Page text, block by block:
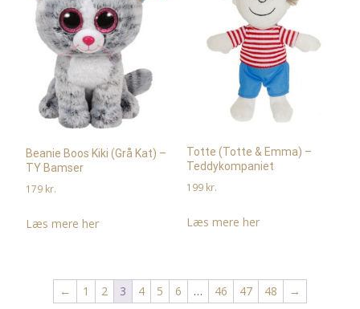
Beanie Boos Kiki (Grå Kat) –
TY Bamser
179 kr.
Læs mere her
Totte (Totte & Emma) –
Teddykompaniet
199 kr.
Læs mere her
← 1 2 3 4 5 6 … 46 47 48 →